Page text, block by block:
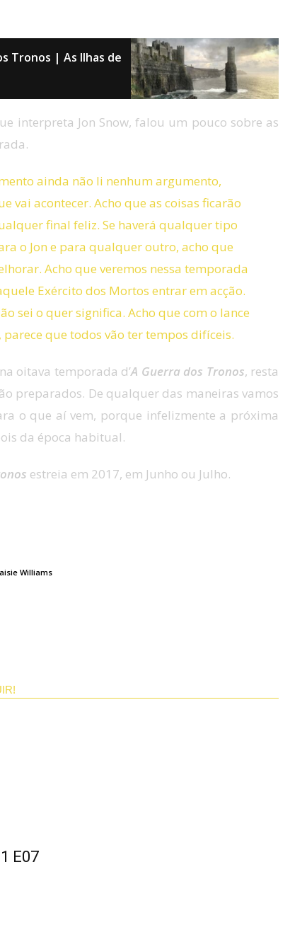
Tronos | As Ilhas de
interpreta Jon Snow, falou um pouco sobre as
ainda não li nenhum argumento,
vai acontecer. Acho que as coisas ficarão
final feliz. Se haverá qualquer tipo
o Jon e para qualquer outro, acho que
Acho que veremos nessa temporada
Exército dos Mortos entrar em acção.
sei o quer significa. Acho que com o lance
parece que todos vão ter tempos difíceis.
oitava temporada d’A Guerra dos Tronos, resta
preparados. De qualquer das maneiras vamos
o que aí vem, porque infelizmente a próxima
da época habitual.
estreia em 2017, em Junho ou Julho.
Williams
E07